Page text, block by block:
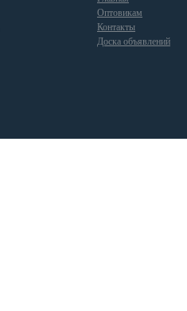
Оптовикам
Контакты
Доска объявлений